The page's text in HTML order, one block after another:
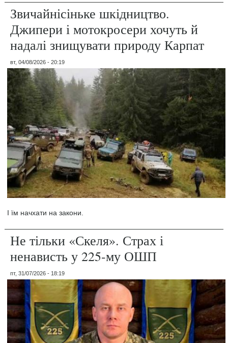
Звичайнісіньке шкідництво.
Джипери і мотокросери хочуть й
надалі знищувати природу Карпат
вт, 04/08/2026 - 20:19
І їм начхати на закони.
Не тільки «Скеля». Страх і
ненависть у 225-му ОШП
пт, 31/07/2026 - 18:19